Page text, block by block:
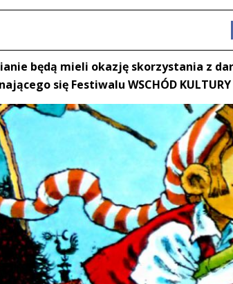
będą mieli okazję skorzystania z
się Festiwalu WSCHÓD